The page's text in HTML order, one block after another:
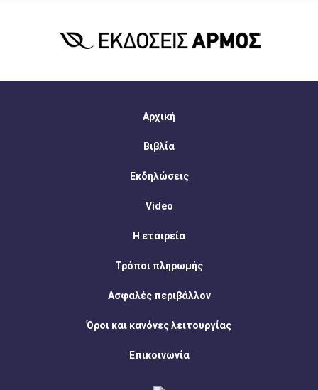
Αρχική
Βιβλία
Εκδηλώσεις
Video
Η εταιρεία
Τρόποι πληρωμής
Ασφαλές περιβάλλον
Όροι και κανόνες λειτουργίας
Επικοινωνία